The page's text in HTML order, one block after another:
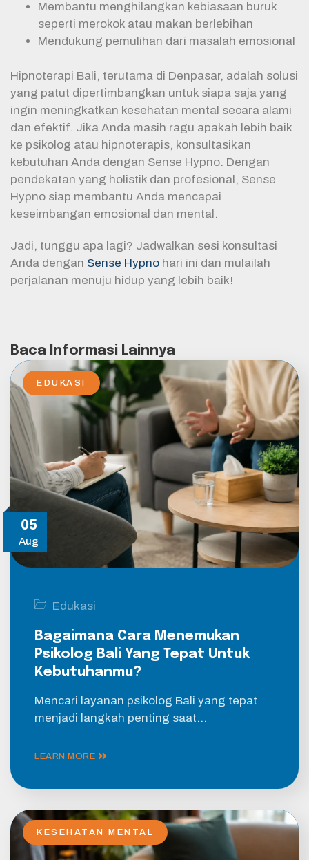
Membantu menghilangkan kebiasaan buruk
seperti merokok atau makan berlebihan
Mendukung pemulihan dari masalah emosional
Hipnoterapi Bali, terutama di Denpasar, adalah solusi
yang patut dipertimbangkan untuk siapa saja yang
ingin meningkatkan kesehatan mental secara alami
dan efektif. Jika Anda masih ragu apakah lebih baik
ke psikolog atau hipnoterapis, konsultasikan
kebutuhan Anda dengan Sense Hypno. Dengan
pendekatan yang holistik dan profesional, Sense
Hypno siap membantu Anda mencapai
keseimbangan emosional dan mental.
Jadi, tunggu apa lagi? Jadwalkan sesi konsultasi
Anda dengan Sense Hypno hari ini dan mulailah
perjalanan menuju hidup yang lebih baik!
Baca Informasi Lainnya
05
Aug
EDUKASI
Edukasi
Bagaimana Cara Menemukan
Psikolog Bali Yang Tepat Untuk
Kebutuhanmu?
Mencari layanan psikolog Bali yang tepat
menjadi langkah penting saat…
LEARN MORE
KESEHATAN MENTAL